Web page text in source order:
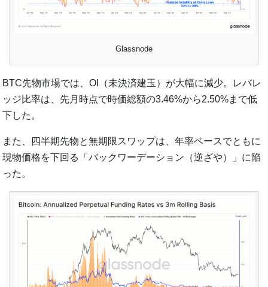
Glassnode
BTC先物市場では、OI（未決済建玉）が大幅に減少。レバレ
ッジ比率は、先月時点で時価総額の3.46%から2.50%まで低
下した。
また、四半期先物と無期限スワップは、年率ベースでともに
現物価格を下回る「バックワーデーション（逆ざや）」に陥
った。